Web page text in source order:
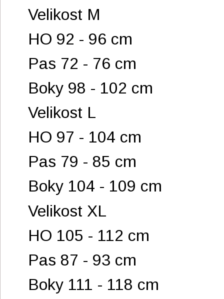
Velikost M
HO 92 - 96 cm
Pas 72 - 76 cm
Boky 98 - 102 cm
Velikost L
HO 97 - 104 cm
Pas 79 - 85 cm
Boky 104 - 109 cm
Velikost XL
HO 105 - 112 cm
Pas 87 - 93 cm
Boky 111 - 118 cm